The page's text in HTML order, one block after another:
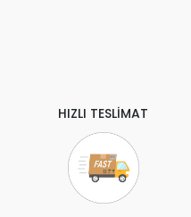
HIZLI TESLİMAT